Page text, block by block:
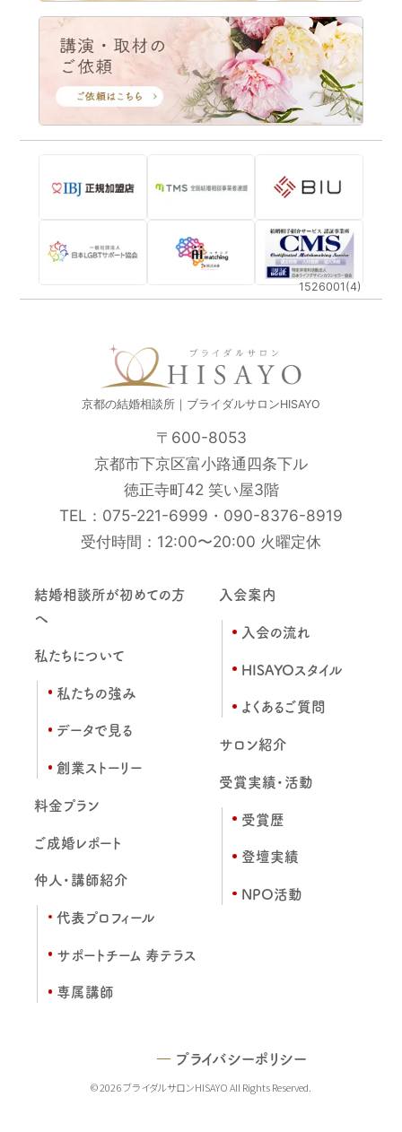
1526001(4)
京都の結婚相談所｜ブライダルサロンHISAYO
〒600-8053
京都市下京区富小路通四条下ル
徳正寺町42 笑い屋3階
TEL： 075-221-6999 ・ 090-8376-8919
受付時間：12:00〜20:00 火曜定休
結婚相談所が初めての方
へ
私たちについて
私たちの強み
データで見る
創業ストーリー
料金プラン
ご成婚レポート
仲人・講師紹介
代表プロフィール
サポートチーム 寿テラス
専属講師
入会案内
入会の流れ
HISAYOスタイル
よくあるご質問
サロン紹介
受賞実績・活動
受賞歴
登壇実績
NPO活動
プライバシーポリシー
© 2026 ブライダルサロンHISAYO All Rights Reserved.